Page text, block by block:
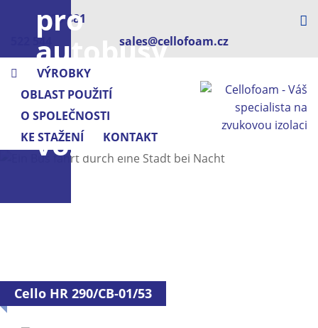
+420 381
522 544
sales@cellofoam.cz
VÝROBKY
OBLAST POUŽITÍ
O SPOLEČNOSTI
KE STAŽENÍ
KONTAKT
pro
autobusy
a
užitková
vozidla
Cello HR 290/CB-01/53